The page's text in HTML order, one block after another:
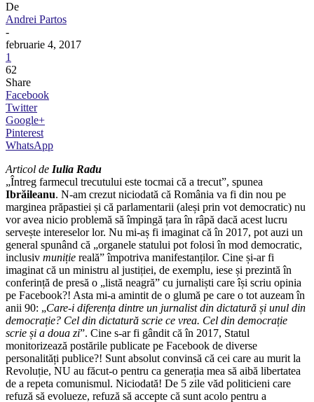
De
Andrei Partos
-
februarie 4, 2017
1
62
Share
Facebook
Twitter
Google+
Pinterest
WhatsApp
Articol de Iulia Radu
„Întreg farmecul trecutului este tocmai că a trecut”, spunea
Ibrăileanu. N-am crezut niciodată că România va fi din nou pe
marginea prăpastiei și că parlamentarii (aleși prin vot democratic) nu
vor avea nicio problemă să împingă țara în râpă dacă acest lucru
servește intereselor lor. Nu mi-aș fi imaginat că în 2017, pot auzi un
general spunând că „organele statului pot folosi în mod democratic,
inclusiv muniție reală” împotriva manifestanților. Cine și-ar fi
imaginat că un ministru al justiției, de exemplu, iese și prezintă în
conferință de presă o „listă neagră” cu jurnaliști care își scriu opinia
pe Facebook?! Asta mi-a amintit de o glumă pe care o tot auzeam în
anii 90: „Care-i diferența dintre un jurnalist din dictatură și unul din
democrație? Cel din dictatură scrie ce vrea. Cel din democrație
scrie și a doua zi”. Cine s-ar fi gândit că în 2017, Statul
monitorizează postările publicate pe Facebook de diverse
personalități publice?! Sunt absolut convinsă că cei care au murit la
Revoluție, NU au făcut-o pentru ca generația mea să aibă libertatea
de a repeta comunismul. Niciodată! De 5 zile văd politicieni care
refuză să evolueze, refuză să accepte că sunt acolo pentru a